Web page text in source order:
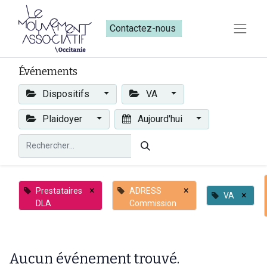
Contactez-nous​​
Événements
Dispositifs VA
Plaidoyer Aujourd'hui
Prestataires
DLA
×
ADRESS
Commission
× VA ×
Aucun événement trouvé.